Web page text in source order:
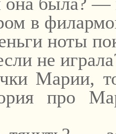
в
ноты
не
Марии,
про